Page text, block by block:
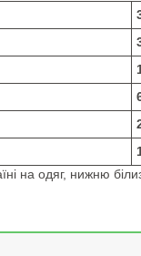
на одяг, нижню